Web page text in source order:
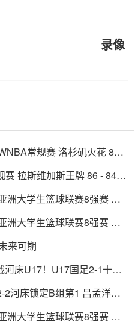
录像
常规赛 洛杉矶火花 89 -
拉斯维加斯王牌 86 - 84
洲大学生篮球联赛8强赛 清
洲大学生篮球联赛8强赛 早
来可期
床U17！U17国足2-1十人
河床锁定B组第1 吕孟洋点
洲大学生篮球联赛8强赛 北